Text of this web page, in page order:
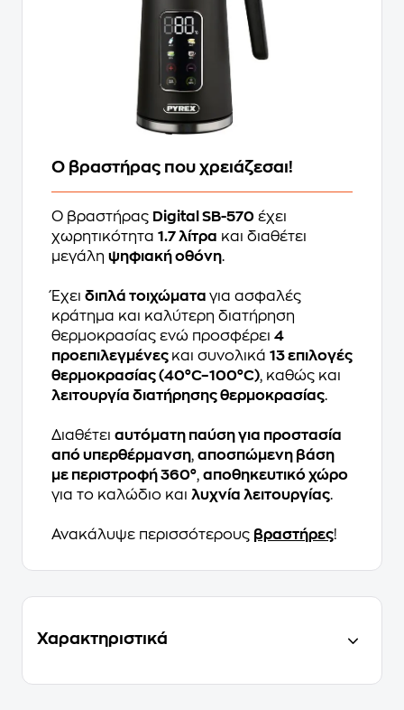
Ο βραστήρας που χρειάζεσαι!
Ο βραστήρας Digital SB-570 έχει
χωρητικότητα 1.7 λίτρα και διαθέτει
μεγάλη ψηφιακή οθόνη.
Έχει διπλά τοιχώματα για ασφαλές
κράτημα και καλύτερη διατήρηση
θερμοκρασίας ενώ προσφέρει 4
προεπιλεγμένες και συνολικά 13 επιλογές
θερμοκρασίας (40°C–100°C), καθώς και
λειτουργία διατήρησης θερμοκρασίας.
Διαθέτει αυτόματη παύση για προστασία
από υπερθέρμανση, αποσπώμενη βάση
με περιστροφή 360°, αποθηκευτικό χώρο
για το καλώδιο και λυχνία λειτουργίας.
Ανακάλυψε περισσότερους βραστήρες!
Χαρακτηριστικά